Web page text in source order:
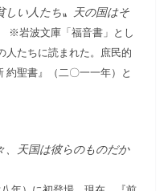
しい人たち〟天の国はそ
※岩波文庫「福音書」とし
人たちに読まれた。庶民的
約聖書』（二〇一一年）と
、天国は彼らのものだか